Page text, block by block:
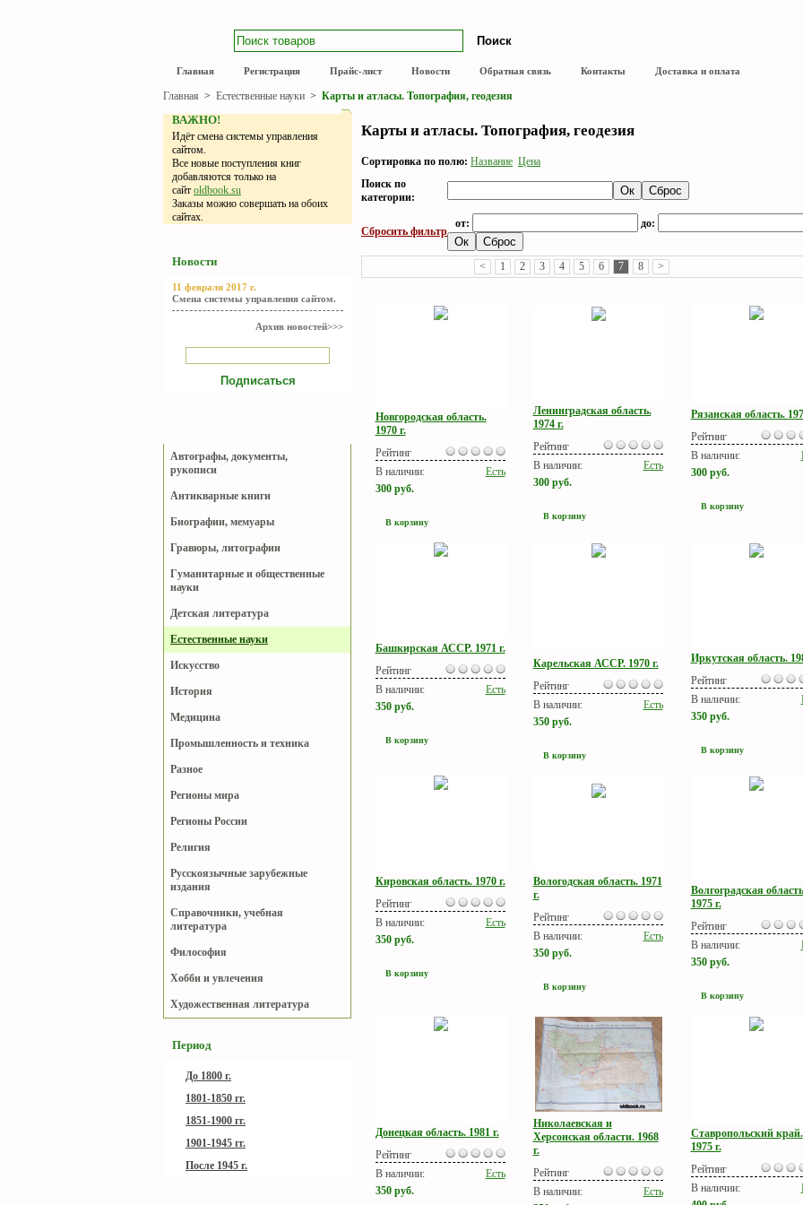
Главная Регистрация Прайс-лист Новости Обратная связь Контакты Доставка и оплата
Главная > Естественные науки > Карты и атласы. Топография, геодезия
ВАЖНО!
Идёт смена системы управления
сайтом.
Все новые поступления книг
добавляются только на
сайт oldbook.su
Заказы можно совершать на обоих
сайтах.
Новости
11 февраля 2017 г.
Смена системы управления сайтом.
Архив новостей>>>
Автографы, документы,
рукописи
Антикварные книги
Биографии, мемуары
Гравюры, литографии
Гуманитарные и общественные
науки
Детская литература
Естественные науки
Искусство
История
Медицина
Промышленность и техника
Разное
Регионы мира
Регионы России
Религия
Русскоязычные зарубежные
издания
Справочники, учебная
литература
Философия
Хобби и увлечения
Художественная литература
Период
До 1800 г.
1801-1850 гг.
1851-1900 гг.
1901-1945 гг.
После 1945 г.
Карты и атласы. Топография, геодезия
Сортировка по полю: Название Цена
Поиск по
категории:
Сбросить фильтр
от: до:
< 1 2 3 4 5 6 7 8 >
Новгородская область.
1970 г.
Рейтинг
В наличии:
Есть
300 руб.
В корзину
Ленинградская область.
1974 г.
Рейтинг
В наличии:
Есть
300 руб.
В корзину
Рязанская область.
Рейтинг
В наличии:
300 руб.
В корзину
Башкирская АССР. 1971 г.
Рейтинг
В наличии:
Есть
350 руб.
В корзину
Карельская АССР. 1970 г.
Рейтинг
В наличии:
Есть
350 руб.
В корзину
Иркутская область.
Рейтинг
В наличии:
350 руб.
В корзину
Кировская область. 1970 г.
Рейтинг
В наличии:
Есть
350 руб.
В корзину
Вологодская область. 1971
г.
Рейтинг
В наличии:
Есть
350 руб.
В корзину
Волгоградская
1975 г.
Рейтинг
В наличии:
350 руб.
В корзину
Донецкая область. 1981 г.
Рейтинг
В наличии:
Есть
350 руб.
Николаевская и
Херсонская области. 1968
г.
Рейтинг
В наличии:
Есть
Ставропольский край.
1975 г.
Рейтинг
В наличии: